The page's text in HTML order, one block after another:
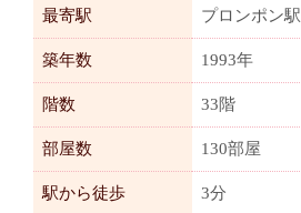
最寄駅 プロンポン駅
築年数 1993年
階数 33階
部屋数 130部屋
駅から徒歩 3分